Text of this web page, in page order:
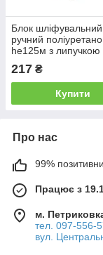
Блок шліфувальний
ручний
he125м з липучкою
(9110171)
217 ₴
Купити
Про нас
99%
Працює з
м.
тел. 097-556-
вул.